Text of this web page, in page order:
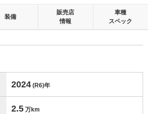
装備
販売店
情報
車種
スペック
2024 (R6)年
2.5 万km